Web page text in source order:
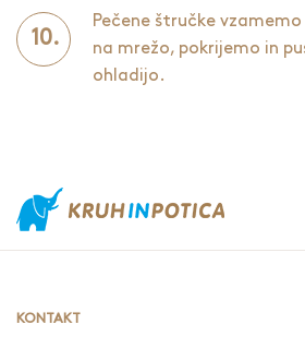
Pečene štručke
na mrežo, pokrijemo in
ohladijo.
KONTAKT